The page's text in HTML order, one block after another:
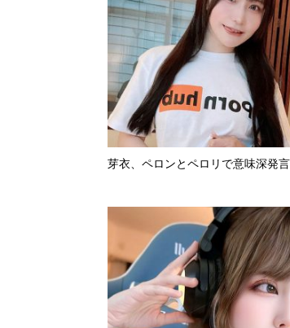
芽衣、ペロンとペロリで意味深発言